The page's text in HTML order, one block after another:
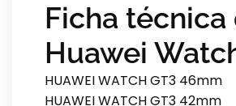
Ficha técnica
Huawei
HUAWEI WATCH GT3 46mm
HUAWEI WATCH GT3 42mm